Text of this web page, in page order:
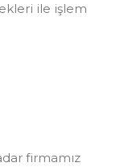
ile işlem
firmamız